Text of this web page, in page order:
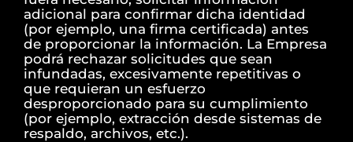
adicional para confirmar dicha identidad
(por ejemplo, una firma certificada) antes
de proporcionar la información. La Empresa
podrá rechazar solicitudes que sean
infundadas, excesivamente repetitivas o
que requieran un esfuerzo
desproporcionado para su cumplimiento
(por ejemplo, extracción desde sistemas de
respaldo, archivos, etc.).